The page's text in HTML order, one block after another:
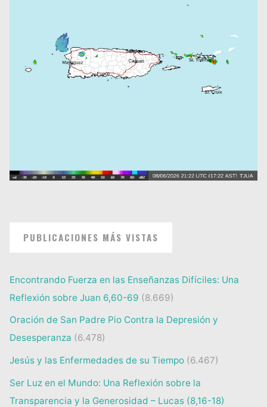
PUBLICACIONES MÁS VISTAS
Encontrando Fuerza en las Enseñanzas Difíciles: Una
Reflexión sobre Juan 6,60-69 (8.669)
Oración de San Padre Pio Contra la Depresión y
Desesperanza (6.478)
Jesús y las Enfermedades de su Tiempo (6.467)
Ser Luz en el Mundo: Una Reflexión sobre la
Transparencia y la Generosidad – Lucas (8,16-18)